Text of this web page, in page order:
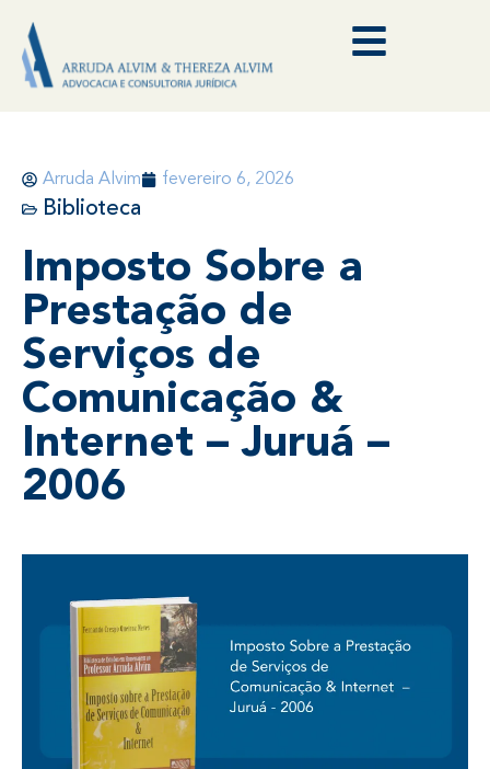
Arruda Alvim fevereiro 6, 2026
Biblioteca
Imposto Sobre a
Prestação de
Serviços de
Comunicação &
Internet – Juruá –
2006